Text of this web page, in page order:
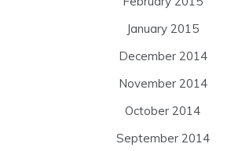
January 2015
December 2014
November 2014
October 2014
September 2014